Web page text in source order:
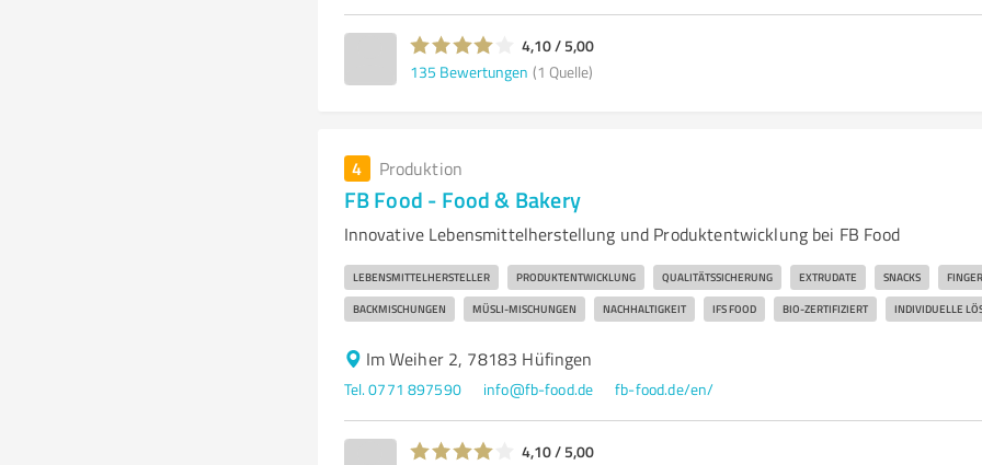
4,10 / 5,00
135 Bewertungen (1 Quelle)
4 Produktion
FB Food - Food & Bakery
Innovative Lebensmittelherstellung und Produktentwicklung bei FB Food
LEBENSMITTELHERSTELLER PRODUKTENTWICKLUNG QUALITÄTSSICHERUNG EXTRUDATE SNACKS
BACKMISCHUNGEN MÜSLI-MISCHUNGEN NACHHALTIGKEIT IFS FOOD BIO-ZERTIFIZIERT INDIVIDUELLE
Im Weiher 2, 78183 Hüfingen
Tel. 0771 897590 info@fb-food.de fb-food.de/en/
4,10 / 5,00